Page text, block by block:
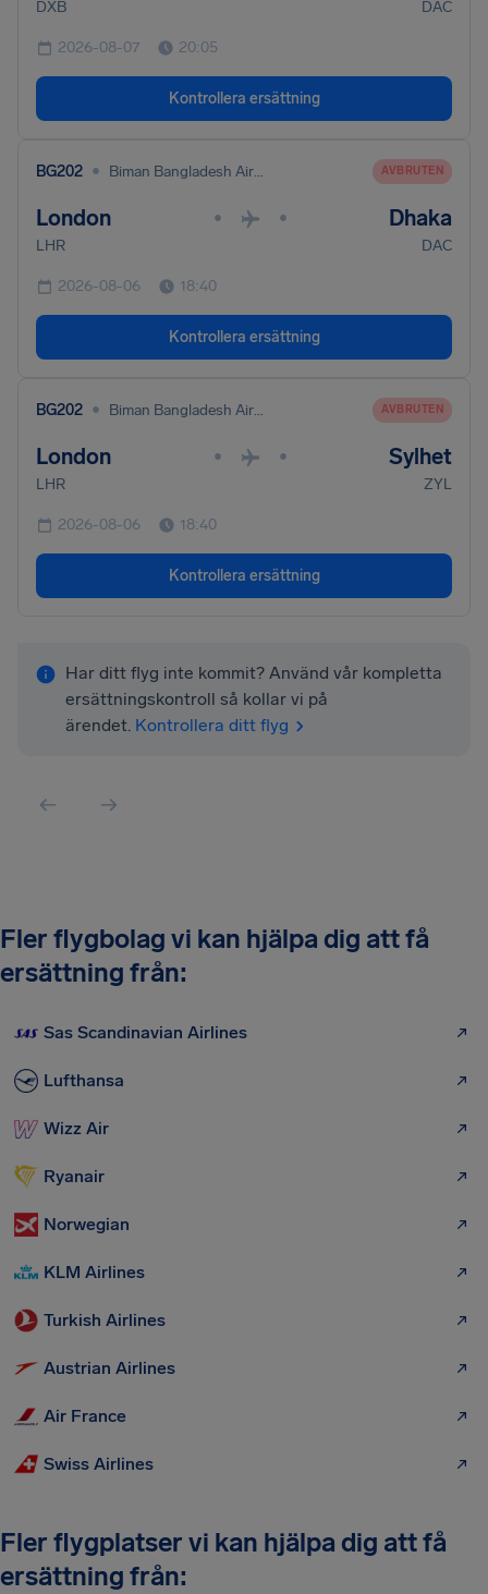
DXB DAC
2026-08-07 20:05
Kontrollera ersättning
BG202 • Biman Bangladesh Airlines AVBRUTEN
London • • Dhaka
LHR DAC
2026-08-06 18:40
Kontrollera ersättning
BG202 • Biman Bangladesh Airlines AVBRUTEN
London • • Sylhet
LHR ZYL
2026-08-06 18:40
Kontrollera ersättning
Har ditt flyg inte kommit? Använd vår kompletta
ersättningskontroll så kollar vi på
ärendet. Kontrollera ditt flyg
Fler flygbolag vi kan hjälpa dig att få
ersättning från:
Sas Scandinavian Airlines
Lufthansa
Wizz Air
Ryanair
Norwegian
KLM Airlines
Turkish Airlines
Austrian Airlines
Air France
Swiss Airlines
Fler flygplatser vi kan hjälpa dig att få
ersättning från: